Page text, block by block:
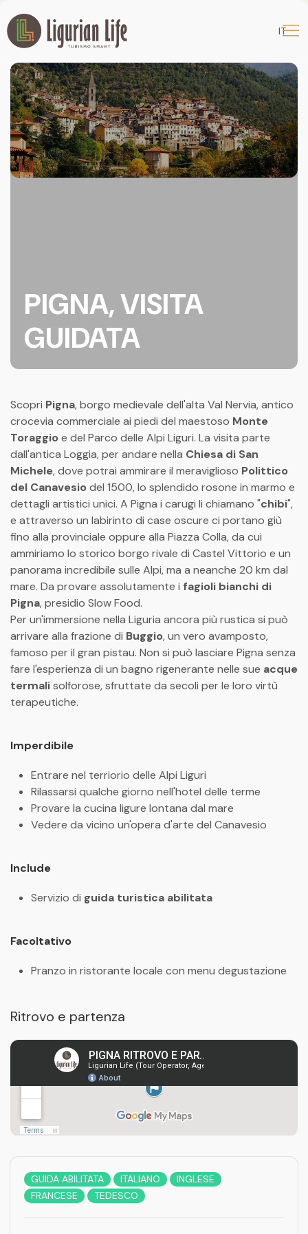
IT
PIGNA, VISITA
GUIDATA
Scopri Pigna, borgo medievale dell'alta Val Nervia, antico
crocevia commerciale ai piedi del maestoso Monte
Toraggio e del Parco delle Alpi Liguri. La visita parte
dall'antica Loggia, per andare nella Chiesa di San
Michele, dove potrai ammirare il meraviglioso Polittico
del Canavesio del 1500, lo splendido rosone in marmo e
dettagli artistici unici. A Pigna i carugi li chiamano "chibi",
e attraverso un labirinto di case oscure ci portano giù
fino alla provinciale oppure alla Piazza Colla, da cui
ammiriamo lo storico borgo rivale di Castel Vittorio e un
panorama incredibile sulle Alpi, ma a neanche 20 km dal
mare. Da provare assolutamente i fagioli bianchi di
Pigna, presidio Slow Food.
Per un'immersione nella Liguria ancora più rustica si può
arrivare alla frazione di Buggio, un vero avamposto,
famoso per il gran pistau. Non si può lasciare Pigna senza
fare l'esperienza di un bagno rigenerante nelle sue acque
termalisolforose, sfruttate da secoli per le loro virtù
terapeutiche.
Imperdibile
Entrare nel terriorio delle Alpi Liguri
Rilassarsi qualche giorno nell'hotel delle terme
Provare la cucina ligure lontana dal mare
Vedere da vicino un'opera d'arte del Canavesio
Include
Servizio di guida turistica abilitata
Facoltativo
Pranzo in ristorante locale con menu degustazione
Ritrovo e partenza
GUIDA ABILITATA ITALIANO
INGLESE
FRANCESE
TEDESCO